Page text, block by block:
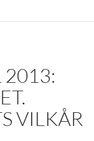
2013:
VILKÅR